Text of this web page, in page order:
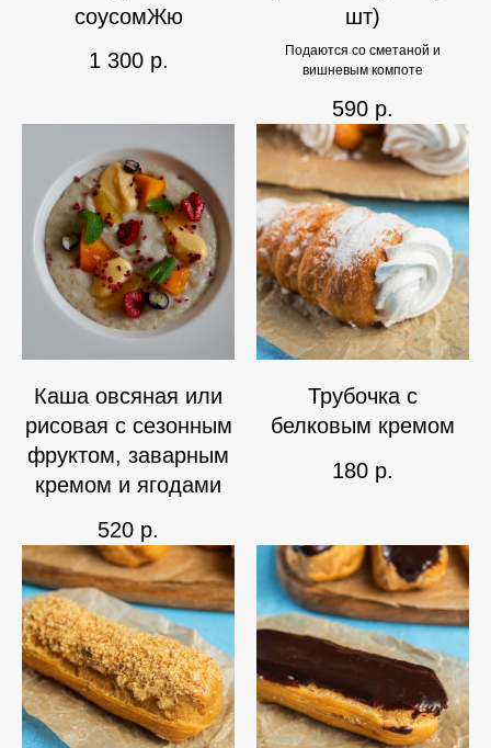
соусомЖю
1 300 р.
шт)
Подаются со сметаной и
вишневым компоте
590 р.
Каша овсяная или
рисовая с сезонным
фруктом, заварным
кремом и ягодами
520 р.
Трубочка с
белковым кремом
180 р.